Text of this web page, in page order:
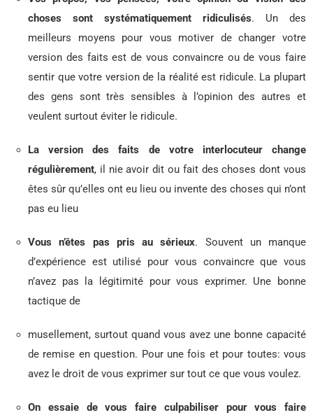
choses sont systématiquement ridiculisés. Un des
meilleurs moyens pour vous motiver de changer votre
version des faits est de vous convaincre ou de vous faire
sentir que votre version de la réalité est ridicule. La plupart
des gens sont très sensibles à l’opinion des autres et
veulent surtout éviter le ridicule.
La version des faits de votre interlocuteur change
régulièrement, il nie avoir dit ou fait des choses dont vous
êtes sûr qu’elles ont eu lieu ou invente des choses qui n’ont
pas eu lieu
Vous n’êtes pas pris au sérieux. Souvent un manque
d’expérience est utilisé pour vous convaincre que vous
n’avez pas la légitimité pour vous exprimer. Une bonne
tactique de
musellement, surtout quand vous avez une bonne capacité
de remise en question. Pour une fois et pour toutes: vous
avez le droit de vous exprimer sur tout ce que vous voulez.
On essaie de vous faire culpabiliser pour vous faire